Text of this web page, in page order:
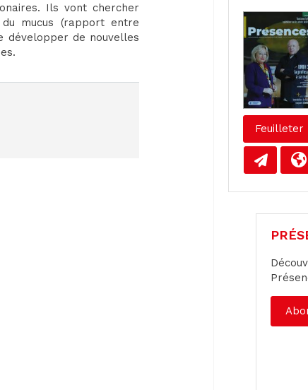
Ils vont chercher
mucus (rapport entre
développer de nouvelles
Feuilleter